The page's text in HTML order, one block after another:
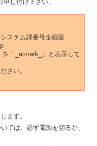
し付け下さい。
ステム課番号企画室
「_atmark_」と表示して
さい。
ます。
ては、必ず電源を切るか、